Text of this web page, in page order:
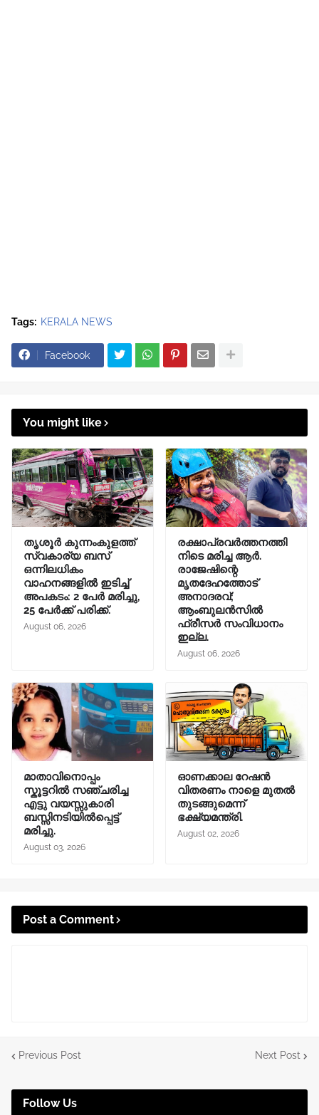
Tags: KERALA NEWS
Facebook
You might like
തൃശൂർ കുന്നംകുളത്ത്
സ്വകാര്യ ബസ്
ഒന്നിലധികം
വാഹനങ്ങളിൽ ഇടിച്ച്
അപകടം: 2 പേർ മരിച്ചു,
25 പേർക്ക് പരിക്ക്.
August 06, 2026
രക്ഷാപ്രവർത്തനത്തി
നിടെ മരിച്ച ആർ.
രാജേഷിന്റെ
മൃതദേഹത്തോട്
അനാദരവ്;
ആംബുലൻസിൽ
ഫ്രീസർ സംവിധാനം
ഇല്ല.
August 06, 2026
മാതാവിനൊപ്പം
സ്കൂട്ടറിൽ സഞ്ചരിച്ച
എട്ടു വയസ്സുകാരി
ബസ്സിനടിയിൽപ്പെട്ട്
മരിച്ചു.
August 03, 2026
ഓണക്കാല റേഷന്‍
വിതരണം നാളെ മുതല്‍
തുടങ്ങുമെന്ന്
ഭക്ഷ്യമന്ത്രി.
August 02, 2026
Post a Comment
Previous Post Next Post
Follow Us